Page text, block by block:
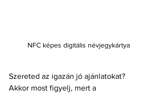
NFC képes digitális névjegykártya
Szereted az igazán jó ajánlatokat?
Akkor most figyelj, mert a